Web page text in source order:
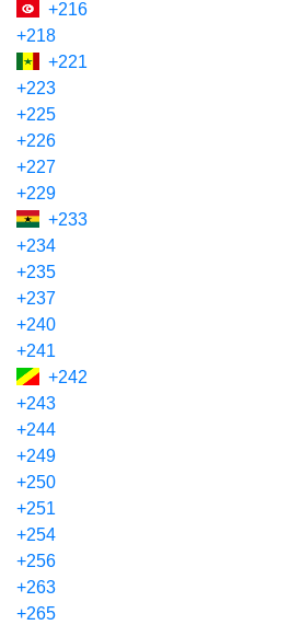
+216
+218
+221
+223
+225
+226
+227
+229
+233
+234
+235
+237
+240
+241
+242
+243
+244
+249
+250
+251
+254
+256
+263
+265